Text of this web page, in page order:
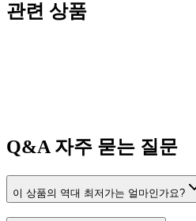
관련 상품
Q&A 자주 묻는 질문
이 상품의 역대 최저가는 얼마인가요?